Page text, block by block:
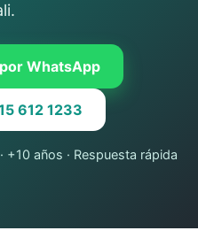
WhatsApp
612 1233
+10 años · Respuesta rápida